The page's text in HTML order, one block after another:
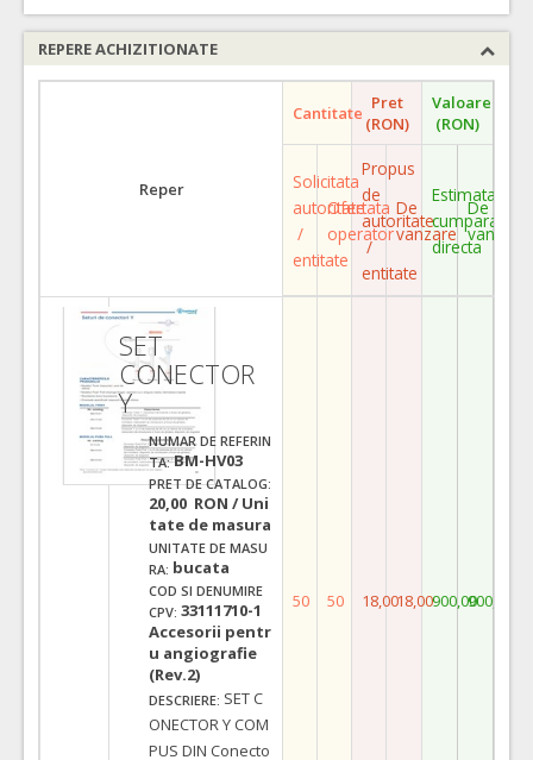
REPERE ACHIZITIONATE
Reper
Cantitate Pret
(RON)
Valoare
(RON)
Solicitata
autoritate
/
entitate
Ofertata
operator
Propus
de
autoritate
/
entitate
De
vanzare
Estimata
cumparare
directa
De
vanzare
SET
CONECTOR
Y
NUMAR DE REFERIN
TA: BM-HV03
PRET DE CATALOG:
20,00 RON / Uni
tate de masura
UNITATE DE MASU
RA: bucata
COD SI DENUMIRE
CPV: 33111710-1
Accesorii pentr
u angiografie
(Rev.2)
DESCRIERE: SET C
ONECTOR Y COM
PUS DIN Conecto
50 50 18,0018,00900,00900,00